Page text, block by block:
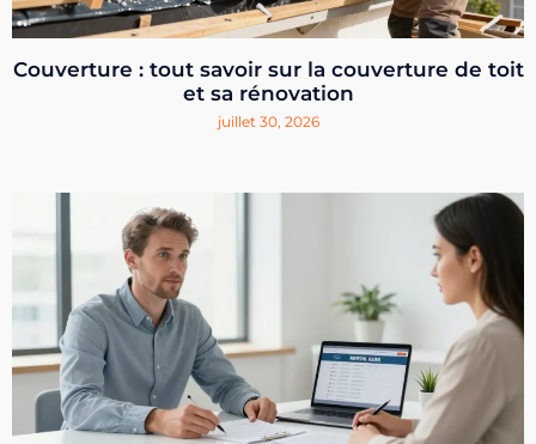
Couverture : tout savoir sur la couverture de toit
et sa rénovation
juillet 30, 2026